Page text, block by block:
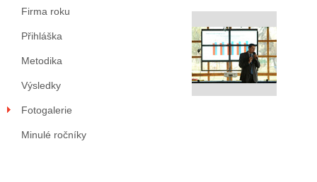
Firma roku
Přihláška
Metodika
Výsledky
Fotogalerie
Minulé ročníky